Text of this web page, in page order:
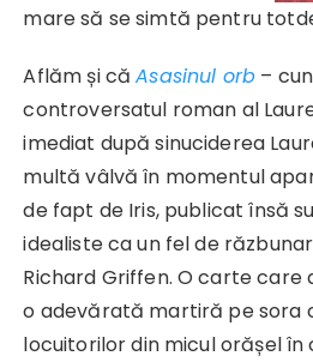
mare să se simtă pentru
Aflăm și căAsasinul orb –
controversatul roman al
imediat după sinuciderea
multă vâlvă în momentul
de fapt de Iris, publicat însă
idealiste ca un fel de
Richard Griffen. O carte
o adevărată martiră pe sora
locuitorilor din micul orășel în